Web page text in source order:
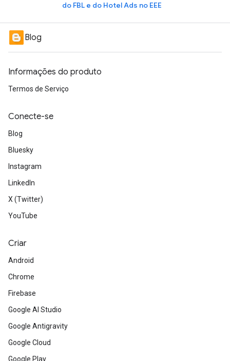
do FBL e do Hotel Ads no EEE
Blog
Informações do produto
Termos de Serviço
Conecte-se
Blog
Bluesky
Instagram
LinkedIn
X (Twitter)
YouTube
Criar
Android
Chrome
Firebase
Google AI Studio
Google Antigravity
Google Cloud
Google Play